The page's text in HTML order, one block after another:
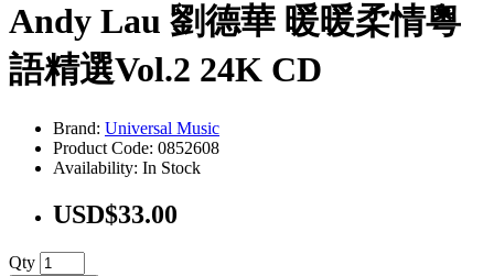
Andy Lau 劉德華 暖暖柔情粵
語精選Vol.2 24K CD
Brand: Universal Music
Product Code: 0852608
Availability: In Stock
USD$33.00
Qty